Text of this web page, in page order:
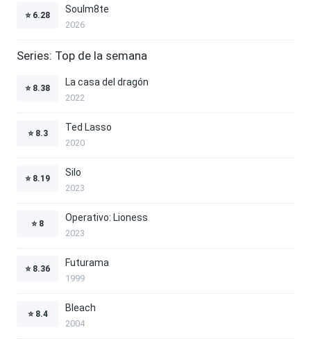
⭐ 6.28
Soulm8te
2026
Series: Top de la semana
⭐ 8.38
La casa del dragón
2022
⭐ 8.3
Ted Lasso
2020
⭐ 8.19
Silo
2023
⭐ 8
Operativo: Lioness
2023
⭐ 8.36
Futurama
1999
⭐ 8.4
Bleach
2004